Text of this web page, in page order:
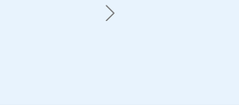
Det märks att de som